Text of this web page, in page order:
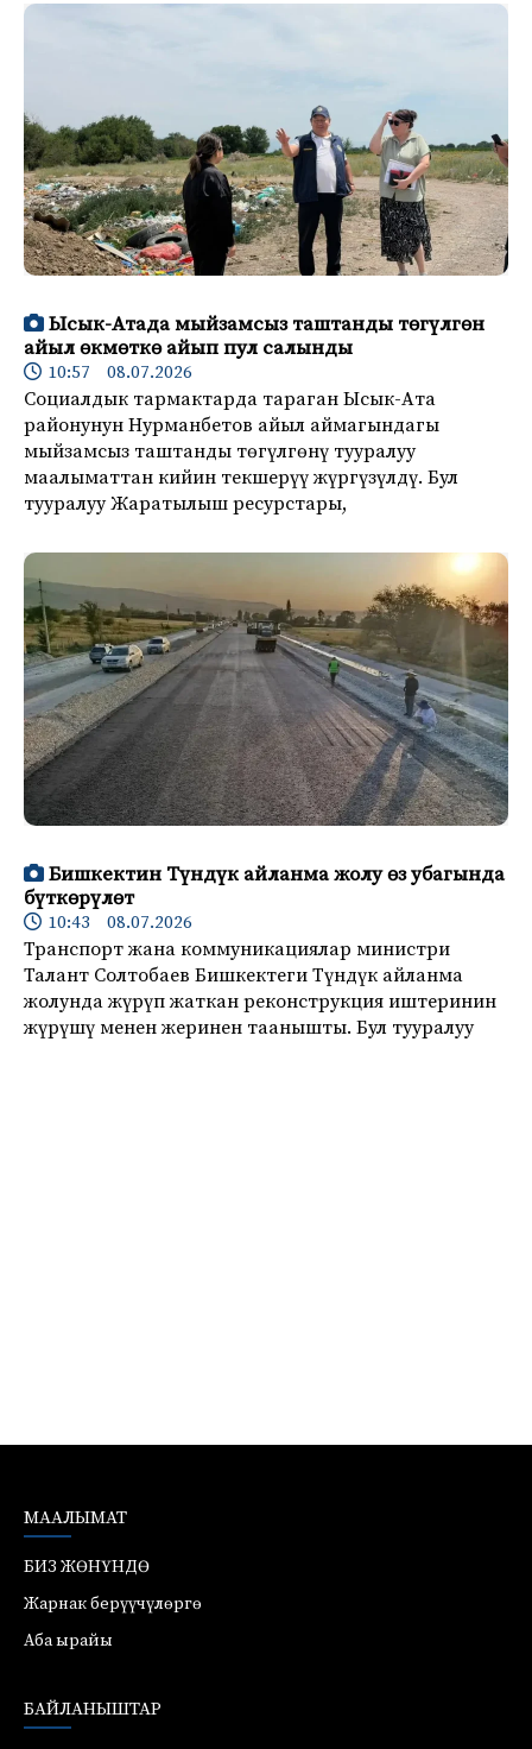
Ысык-Атада мыйзамсыз таштанды төгүлгөн
айыл өкмөткө айып пул салынды
10:57 08.07.2026
Социалдык тармактарда тараган Ысык-Ата
районунун Нурманбетов айыл аймагындагы
мыйзамсыз таштанды төгүлгөнү тууралуу
маалыматтан кийин текшерүү жүргүзүлдү. Бул
тууралуу Жаратылыш ресурстары,
Бишкектин Түндүк айланма жолу өз убагында
бүткөрүлөт
10:43 08.07.2026
Транспорт жана коммуникациялар министри
Талант Солтобаев Бишкектеги Түндүк айланма
жолунда жүрүп жаткан реконструкция иштеринин
жүрүшү менен жеринен таанышты. Бул тууралуу
МААЛЫМАТ
БИЗ ЖӨНҮНДӨ
Жарнак берүүчүлөргө
Аба ырайы
БАЙЛАНЫШТАР